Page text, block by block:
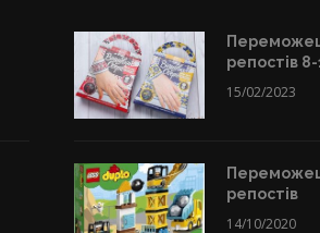
репостів
15/02/2023
репостів
14/10/2020